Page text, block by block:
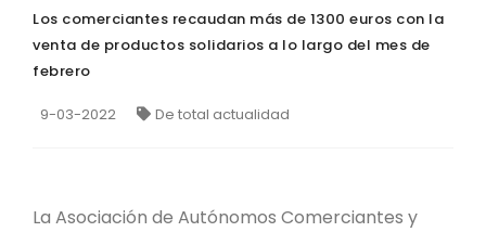
Los comerciantes recaudan más de 1300 euros con la
venta de productos solidarios a lo largo del mes de
febrero
9-03-2022 De total actualidad
La Asociación de Autónomos Comerciantes y